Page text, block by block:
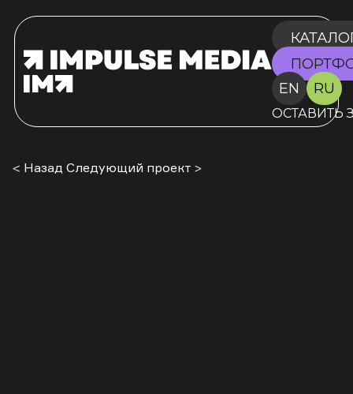
EN
RU
ОСТАВИТЬ
< Назад Следующий проект >